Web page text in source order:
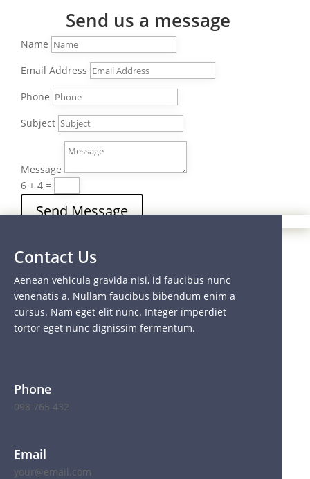
Send us a message
Name
Email Address
Phone
Subject
Message
6 + 4 =
Send Message
Contact Us
Aenean vehicula gravida nisi, id faucibus nunc
venenatis a. Nullam faucibus bibendum enim a
cursus. Nam eget elit nunc. Integer imperdiet
tortor eget nunc dignissim fermentum.
Phone
098 765 432
Email
your@email.com